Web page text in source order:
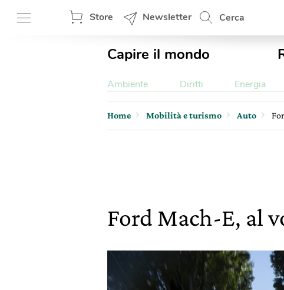
Store Newsletter Cerca
Capire il mondo
Ambiente Diritti Energia
Home Mobilità e turismo Auto
Ford Mach-E, al